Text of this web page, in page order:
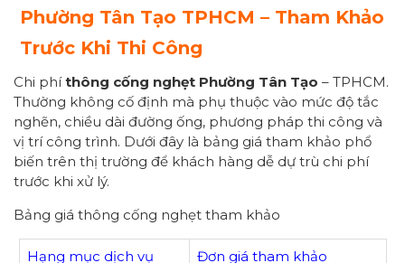
Phường Tân Tạo TPHCM – Tham Khảo
Trước Khi Thi Công
Chi phíthông cống nghẹt Phường Tân Tạo – TPHCM.
Thường không cố định mà phụ thuộc vào mức độ tắc
nghẽn, chiều dài đường ống, phương pháp thi công và
vị trí công trình. Dưới đây là bảng giá tham khảo phổ
biến trên thị trường để khách hàng dễ dự trù chi phí
trước khi xử lý.
Bảng giá thông cống nghẹt tham khảo
Hạng mục dịch vụ Đơn giá tham khảo